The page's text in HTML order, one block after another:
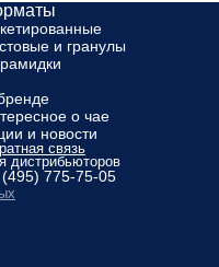
связь
дистрибьюторов
775-75-05
и гранулы
о чае
и новости